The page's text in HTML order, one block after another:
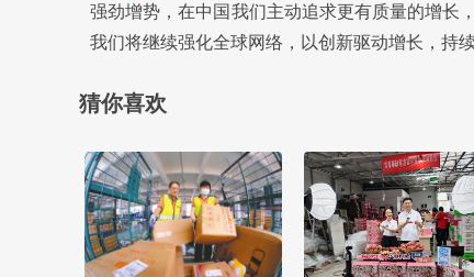
强劲增势，在中国我们主动追求更有质量的增长
我们将继续强化全球网络，以创新驱动增长，持
猜你喜欢